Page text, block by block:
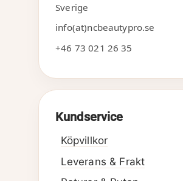
Sverige
info(at)ncbeautypro.se
+46 73 021 26 35
Kundservice
Köpvillkor
Leverans & Frakt